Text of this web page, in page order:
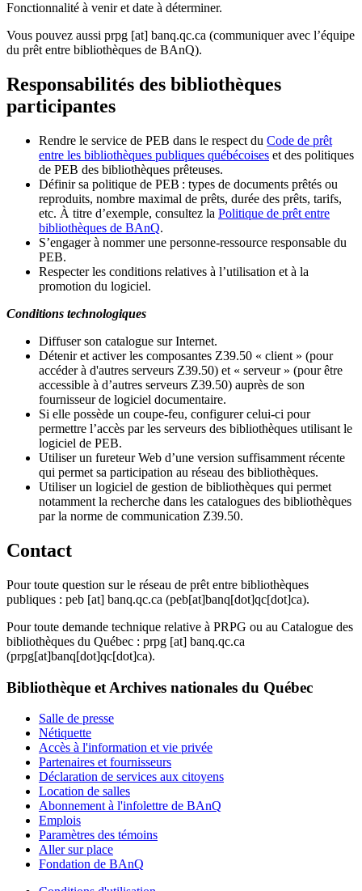
Fonctionnalité à venir et date à déterminer.
Vous pouvez aussi prpg [at] banq.qc.ca (communiquer avec l’équipe
du prêt entre bibliothèques de BAnQ).
Responsabilités des bibliothèques
participantes
Rendre le service de PEB dans le respect du Code de prêt
entre les bibliothèques publiques québécoises et des politiques
de PEB des bibliothèques prêteuses.
Définir sa politique de PEB : types de documents prêtés ou
reproduits, nombre maximal de prêts, durée des prêts, tarifs,
etc. À titre d’exemple, consultez la Politique de prêt entre
bibliothèques de BAnQ.
S’engager à nommer une personne-ressource responsable du
PEB.
Respecter les conditions relatives à l’utilisation et à la
promotion du logiciel.
Conditions technologiques
Diffuser son catalogue sur Internet.
Détenir et activer les composantes Z39.50 « client » (pour
accéder à d'autres serveurs Z39.50) et « serveur » (pour être
accessible à d’autres serveurs Z39.50) auprès de son
fournisseur de logiciel documentaire.
Si elle possède un coupe-feu, configurer celui-ci pour
permettre l’accès par les serveurs des bibliothèques utilisant le
logiciel de PEB.
Utiliser un fureteur Web d’une version suffisamment récente
qui permet sa participation au réseau des bibliothèques.
Utiliser un logiciel de gestion de bibliothèques qui permet
notamment la recherche dans les catalogues des bibliothèques
par la norme de communication Z39.50.
Contact
Pour toute question sur le réseau de prêt entre bibliothèques
publiques : peb [at] banq.qc.ca (peb[at]banq[dot]qc[dot]ca).
Pour toute demande technique relative à PRPG ou au Catalogue des
bibliothèques du Québec : prpg [at] banq.qc.ca
(prpg[at]banq[dot]qc[dot]ca).
Bibliothèque et Archives nationales du Québec
Salle de presse
Nétiquette
Accès à l'information et vie privée
Partenaires et fournisseurs
Déclaration de services aux citoyens
Location de salles
Abonnement à l'infolettre de BAnQ
Emplois
Paramètres des témoins
Aller sur place
Fondation de BAnQ